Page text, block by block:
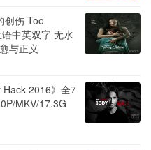
创伤 Too
中英双字 无水
与正义
Hack 2016》全7
MKV/17.3G